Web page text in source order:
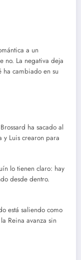
a un
no. La negativa deja
ha cambiado en su
ha sacado al
y Luis crearon para
lo tienen claro: hay
desde dentro.
está saliendo como
Reina avanza sin